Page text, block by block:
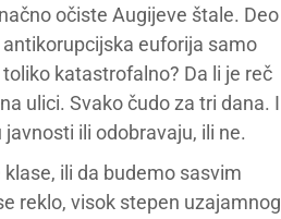
očiste Augijeve štale. Deo
euforija samo
katastrofalno? Da li je reč
ulici. Svako čudo za tri dana. I
ili odobravaju, ili ne.
ili da budemo sasvim
reklo, visok stepen uzajamnog